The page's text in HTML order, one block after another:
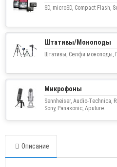
SD, microSD, Compact Flash,
Штативы/Моноподы
Штативы, Селфи моноподы,
Микрофоны
Sennheiser, Audio-Technica,
Sony, Panasonic, Aputure.
Описание